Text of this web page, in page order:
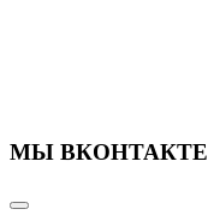
МЫ ВКОНТАКТЕ